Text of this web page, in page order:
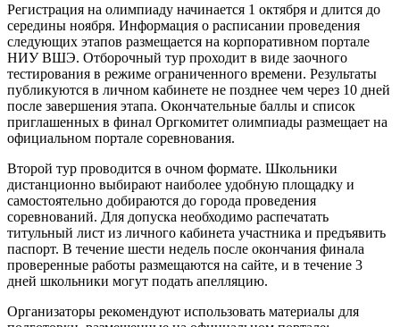
Регистрация на олимпиаду начинается 1 октября и длится до
середины ноября. Информация о расписании проведения
следующих этапов размещается на корпоративном портале
НИУ ВШЭ. Отборочный тур проходит в виде заочного
тестирования в режиме ограниченного времени. Результаты
публикуются в личном кабинете не позднее чем через 10 дней
после завершения этапа. Окончательные баллы и список
приглашенных в финал Оргкомитет олимпиады размещает на
официальном портале соревнования.
Второй тур проводится в очном формате. Школьники
дистанционно выбирают наиболее удобную площадку и
самостоятельно добираются до города проведения
соревнований. Для допуска необходимо распечатать
титульный лист из личного кабинета участника и предъявить
паспорт. В течение шести недель после окончания финала
проверенные работы размещаются на сайте, и в течение 3
дней школьники могут подать апелляцию.
Организаторы рекомендуют использовать материалы для